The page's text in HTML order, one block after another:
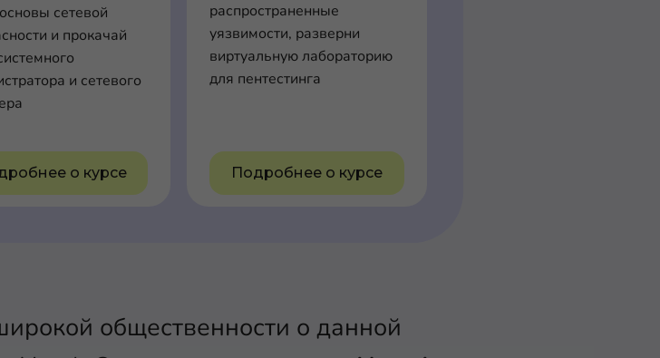
сетевой
и прокачай
и сетевого
о курсе
распространенные
уязвимости, разверни
виртуальную лабораторию
для пентестинга
Подробнее о курсе
общественности о данной